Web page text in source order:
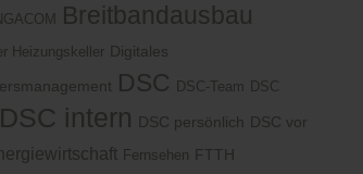
Breitbandausbau
Heizungskeller Digitales
DSC DSC-Team DSC
DSC intern DSC persönlich DSC vor
Fernsehen FTTH